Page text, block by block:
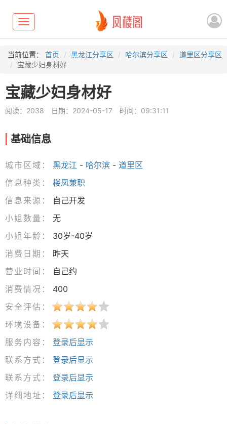
Toggle
navigation
当前位置： 首页 黑龙江分享区 哈尔滨分享区
道里区分享区
宝藏少妇身材好
宝藏少妇身材好
阅读：2038 日期：2024-05-17 时间：09:31:11
基础信息
城市区域： 黑龙江 - 哈尔滨 - 道里区
信息种类：
楼凤兼职
信息来源：
自己开发
小姐数量：
无
小姐年龄：
30岁-40岁
消费日期：
昨天
营业时间：
自己约
消费情况：
400
安全评估：
环境设备：
服务内容：
登录后显示
联系方式：
登录后显示
联系方式：
登录后显示
详细地址：
登录后显示